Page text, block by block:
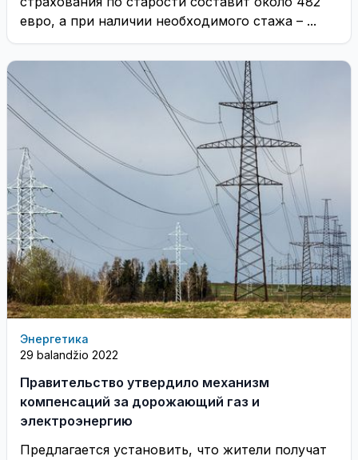
евро, а при наличии необходимого стажа – ...
Энергетика
29 balandžio 2022
Правительство утвердило механизм
компенсаций за дорожающий газ и
электроэнергию
Предлагается установить, что жители получат